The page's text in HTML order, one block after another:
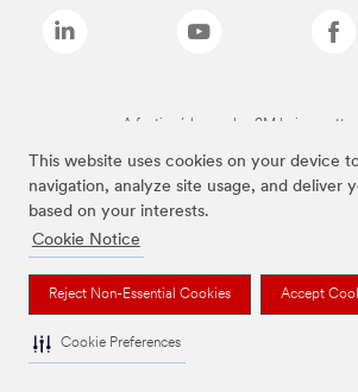
This website uses cookies on your device
navigation, analyze site usage, and deliver
based on your interests.
Cookie Notice
Reject Non-Essential Cookies Accept
Cookie Preferences
A fenti márkanevek a 3M bejegyzett